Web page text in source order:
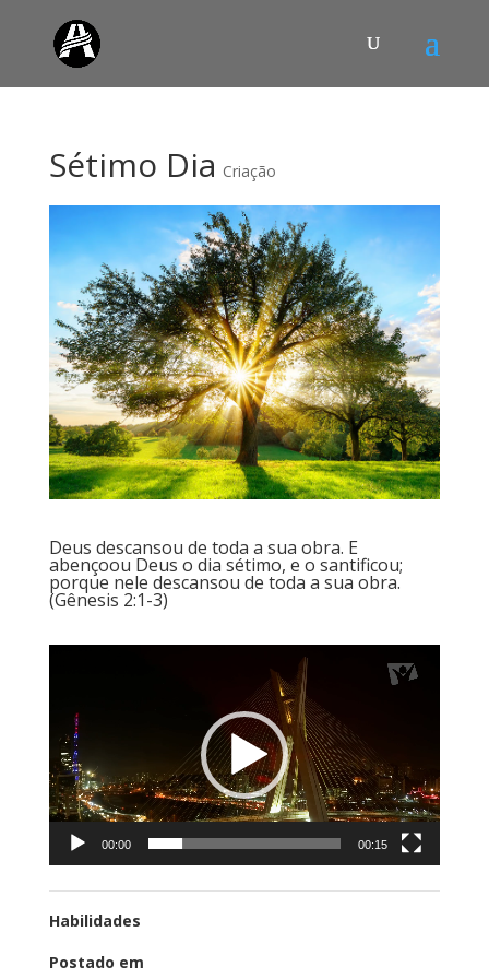
Sétimo Dia Criação
Deus descansou de toda a sua obra. E
abençoou Deus o dia sétimo, e o santificou;
porque nele descansou de toda a sua obra.
(Gênesis 2:1-3)
00:00 00:15
Habilidades
Postado em